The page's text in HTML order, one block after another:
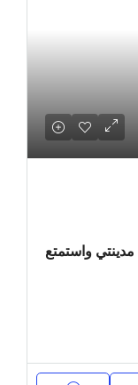
في مدينتي واستمتع